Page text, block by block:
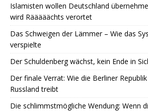
Islamisten wollen Deutschland
wird Rääääächts verortet
Das Schweigen der Lämmer – Wie das
verspielte
Der Schuldenberg wächst, kein Ende in
Der finale Verrat: Wie die Berliner
Russland treibt
Die schlimmstmögliche Wendung: Wenn